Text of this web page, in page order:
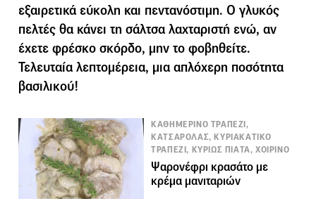
εξαιρετικά εύκολη και πεντανόστιμη. Ο γλυκός
πελτές θα κάνει τη σάλτσα λαχταριστή ενώ, αν
έχετε φρέσκο σκόρδο, μην το φοβηθείτε.
Τελευταία λεπτομέρεια, μια απλόχερη ποσότητα
βασιλικού!
ΚΑΘΗΜΕΡΙΝΟ ΤΡΑΠΕΖΙ,
ΚΑΤΣΑΡΟΛΑΣ, ΚΥΡΙΑΚΑΤΙΚΟ
ΤΡΑΠΕΖΙ, ΚΥΡΙΩΣ ΠΙΑΤΑ, ΧΟΙΡΙΝΟ
Ψαρονέφρι κρασάτο με
κρέμα μανιταριών